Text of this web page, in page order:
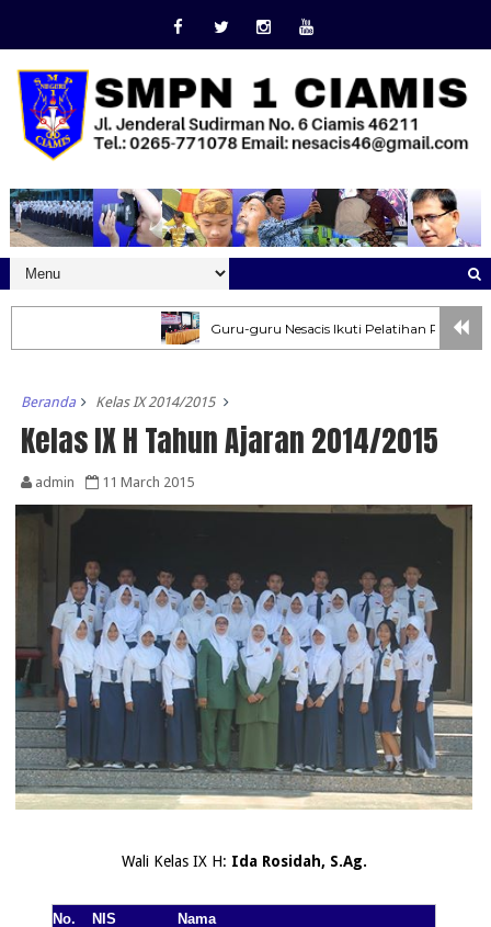
Guru-guru Nesacis Ikuti Pelatihan Pembuatan
Beranda Kelas IX 2014/2015
Kelas IX H Tahun Ajaran 2014/2015
admin 11 March 2015
Wali Kelas IX H: Ida Rosidah, S.Ag.
No. NIS Nama